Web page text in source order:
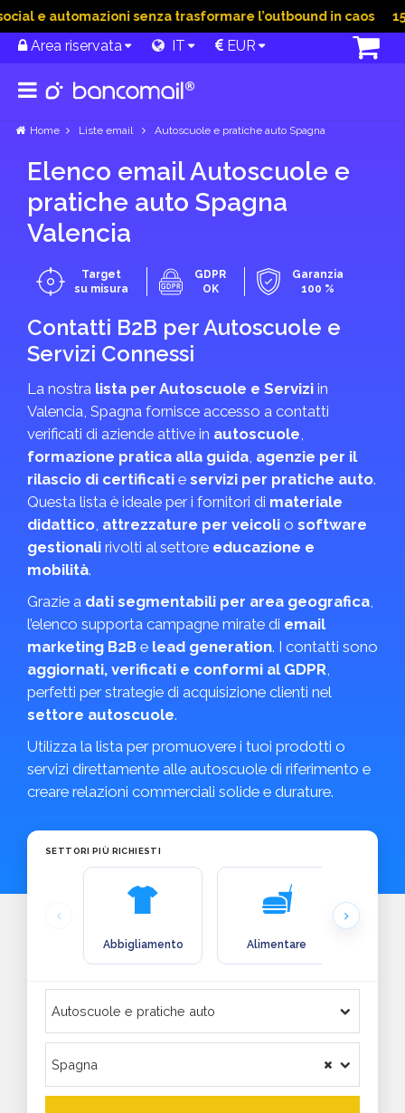
e automazioni senza trasformare l’outbound in caos 15
Area riservata IT EUR
Home Liste email Autoscuole e pratiche auto Spagna
Elenco email Autoscuole e
pratiche auto Spagna
Valencia
Target
su misura
GDPR
OK
Garanzia
100 %
Contatti B2B per Autoscuole e
Servizi Connessi
La nostra lista per Autoscuole e Servizi in
Valencia, Spagna fornisce accesso a contatti
verificati di aziende attive in autoscuole,
formazione pratica alla guida, agenzie per il
rilascio di certificati e servizi per pratiche auto.
Questa lista è ideale per i fornitori di materiale
didattico, attrezzature per veicoli o software
gestionali rivolti al settore educazione e
mobilità.
Grazie a dati segmentabili per area geografica,
l’elenco supporta campagne mirate di email
marketing B2B e lead generation. I contatti sono
aggiornati, verificati e conformi al GDPR,
perfetti per strategie di acquisizione clienti nel
settore autoscuole.
Utilizza la lista per promuovere i tuoi prodotti o
servizi direttamente alle autoscuole di riferimento e
creare relazioni commerciali solide e durature.
SETTORI PIÙ RICHIESTI
Abbigliamento Alimentare